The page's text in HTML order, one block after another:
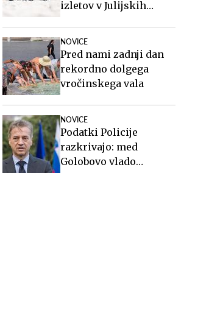
izletov v Julijskih
NOVICE
Pred nami zadnji dan
rekordno dolgega
vročinskega vala
NOVICE
Podatki Policije
razkrivajo: med
Golobovo vlado